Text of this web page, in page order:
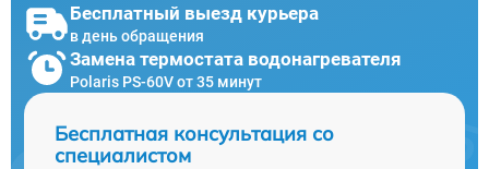
Бесплатный выезд курьера
в день обращения
Замена термостата водонагревателя
Polaris PS-60V от 35 минут
Бесплатная консультация со
специалистом